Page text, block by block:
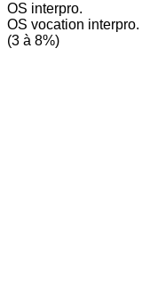
OS interpro.
OS vocation interpro.
(3 à 8%)